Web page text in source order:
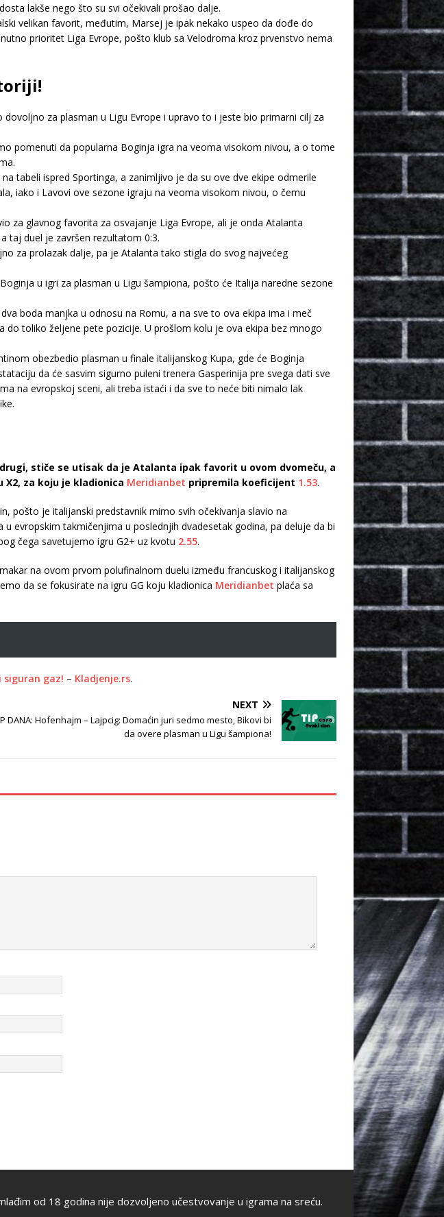
lakše nego što su svi očekivali prošao dalje.
velikan favorit, međutim, Marsej je ipak nekako uspeo da dođe do
prioritet Liga Evrope, pošto klub sa Velodroma kroz prvenstvo nema
za plasman u Ligu Evrope i upravo to i jeste bio primarni cilj za
pomenuti da popularna Boginja igra na veoma visokom nivou, a o tome
tabeli ispred Sportinga, a zanimljivo je da su ove dve ekipe odmerile
iako i Lavovi ove sezone igraju na veoma visokom nivou, o čemu
za glavnog favorita za osvajanje Liga Evrope, ali je onda Atalanta
taj duel je završen rezultatom 0:3.
za prolazak dalje, pa je Atalanta tako stigla do svog najvećeg
u igri za plasman u Ligu šampiona, pošto će Italija naredne sezone
boda manjka u odnosu na Romu, a na sve to ova ekipa ima i meč
toliko željene pete pozicije. U prošlom kolu je ova ekipa bez mnogo
obezbedio plasman u finale italijanskog Kupa, gde će Boginja
da će sasvim sigurno puleni trenera Gasperinija pre svega dati sve
na evropskoj sceni, ali treba istaći i da sve to neće biti nimalo lak
stiče se utisak da je Atalanta ipak favorit u ovom dvomeču, a
za koju je kladionica Meridianbet pripremila koeficijent 1.53.
pošto je italijanski predstavnik mimo svih očekivanja slavio na
evropskim takmičenjima u poslednjih dvadesetak godina, pa deluje da bi
čega savetujemo igru G2+ uz kvotu 2.55.
na ovom prvom polufinalnom duelu između francuskog i italijanskog
da se fokusirate na igru GG koju kladionica Meridianbet plaća sa
siguran gaz! – Kladjenje.rs.
NEXT
DANA: Hofenhajm – Lajpcig: Domaćin juri sedmo mesto, Bikovi bi
da overe plasman u Ligu šampiona!
od 18 godina nije dozvoljeno učestvovanje u igrama na sreću.